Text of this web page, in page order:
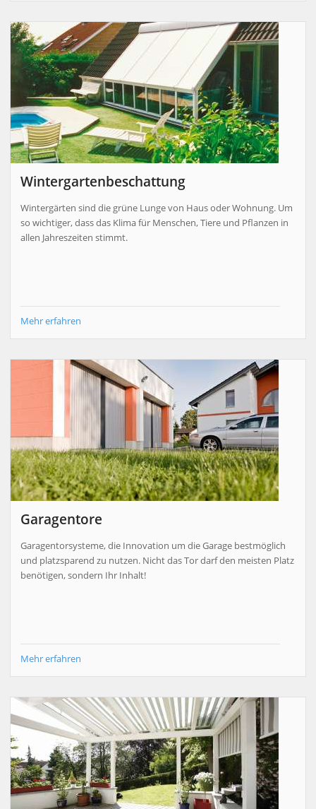
Wintergartenbeschattung
Wintergärten sind die grüne Lunge von Haus oder Wohnung. Um
so wichtiger, dass das Klima für Menschen, Tiere und Pflanzen in
allen Jahreszeiten stimmt.
Mehr erfahren
Garagentore
Garagentorsysteme, die Innovation um die Garage bestmöglich
und platzsparend zu nutzen. Nicht das Tor darf den meisten Platz
benötigen, sondern Ihr Inhalt!
Mehr erfahren